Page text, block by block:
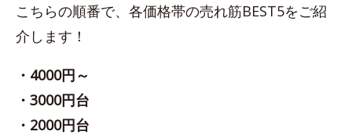
こちらの順番で、各価格帯の売れ筋BEST5をご紹
介します！
・4000円～
・3000円台
・2000円台